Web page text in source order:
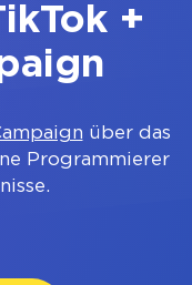
+
über das
Programmierer